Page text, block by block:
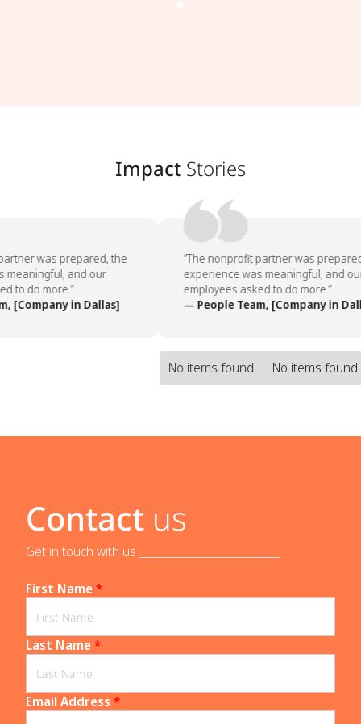
Impact Stories
was prepared, the
and our
to do more.”
[Company in Dallas]
“The nonprofit partner was
experience was meaningful, and our
employees asked to do more.”
— People Team, [Company in
No items found. No items found.
Contact us
Get in touch with us _____________________________
First Name*
Last Name*
Email Address *